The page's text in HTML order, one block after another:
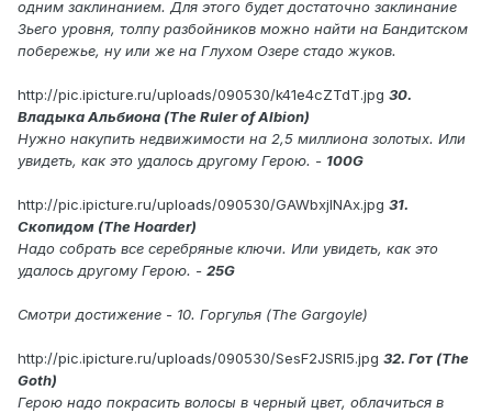
одним заклинанием. Для этого будет достаточно заклинание
3ьего уровня, толпу разбойников можно найти на Бандитском
побережье, ну или же на Глухом Озере стадо жуков.
http://pic.ipicture.ru/uploads/090530/k41e4cZTdT.jpg 30.
Владыка Альбиона (The Ruler of Albion)
Нужно накупить недвижимости на 2,5 миллиона золотых. Или
увидеть, как это удалось другому Герою. - 100G
http://pic.ipicture.ru/uploads/090530/GAWbxjINAx.jpg 31.
Скопидом (The Hoarder)
Надо собрать все серебряные ключи. Или увидеть, как это
удалось другому Герою. - 25G
Смотри достижение - 10. Горгулья (The Gargoyle)
http://pic.ipicture.ru/uploads/090530/SesF2JSRl5.jpg 32. Гот (The
Goth)
Герою надо покрасить волосы в черный цвет, облачиться в